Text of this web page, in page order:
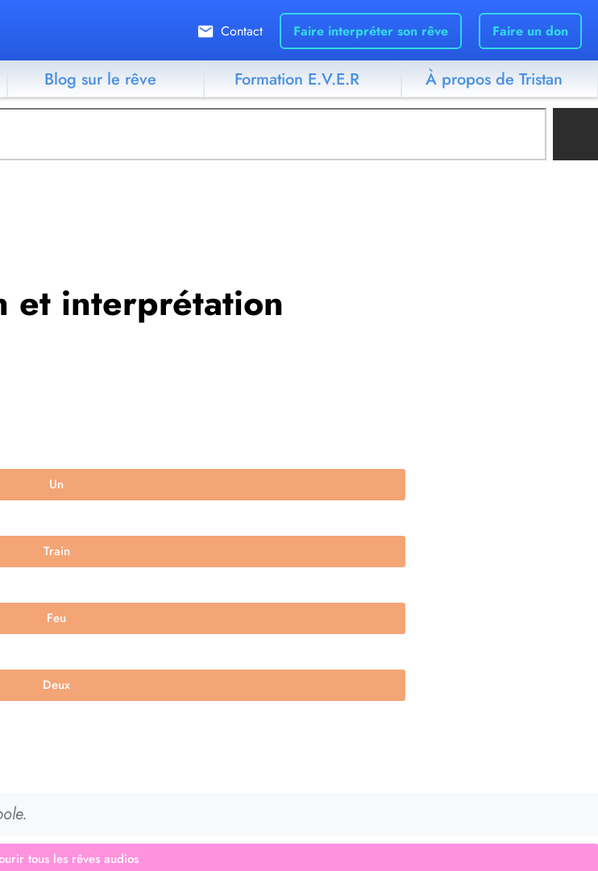
Contact Faire interpréter son rêve Faire un don
Blog sur le rêve Formation E.V.E.R À propos de Tristan
et interprétation
Un
Train
Feu
Deux
tous les rêves audios